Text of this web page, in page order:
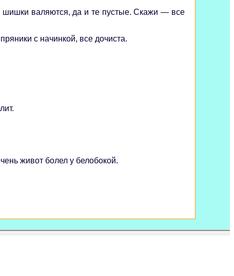
шишки валяются, да и те пустые. Скажи — все
с начинкой, все дочиста.
живот болел у белобокой.